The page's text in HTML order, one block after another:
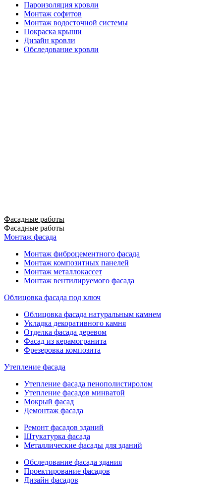
Пароизоляция кровли
Монтаж софитов
Монтаж водосточной системы
Покраска крыши
Дизайн кровли
Обследование кровли
Фасадные работы
Фасадные работы
Монтаж фасада
Монтаж фиброцементного фасада
Монтаж композитных панелей
Монтаж металлокассет
Монтаж вентилируемого фасада
Облицовка фасада под ключ
Облицовка фасада натуральным камнем
Укладка декоративного камня
Отделка фасада деревом
Фасад из керамогранита
Фрезеровка композита
Утепление фасада
Утепление фасада пенополистиролом
Утепление фасадов минватой
Мокрый фасад
Демонтаж фасада
Ремонт фасадов зданий
Штукатурка фасада
Металлические фасады для зданий
Обследование фасада здания
Проектирование фасадов
Дизайн фасадов